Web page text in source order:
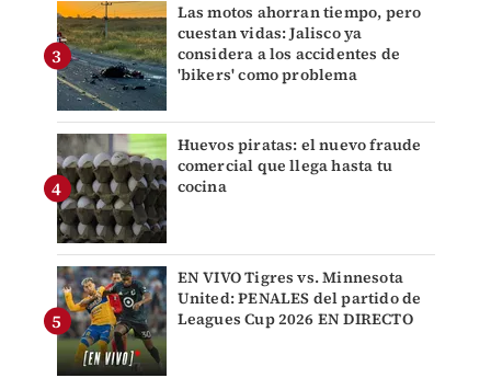
Las motos ahorran tiempo, pero
cuestan vidas: Jalisco ya
considera a los accidentes de
'bikers' como problema
Huevos piratas: el nuevo fraude
comercial que llega hasta tu
cocina
EN VIVO Tigres vs. Minnesota
United: PENALES del partido de
Leagues Cup 2026 EN DIRECTO